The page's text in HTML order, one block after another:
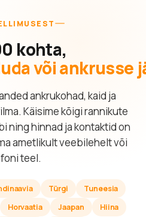
kohta,
või ankrusse
ankrukohad, kaid ja
Käisime kõigi rannikute
ning hinnad ja kontaktid on
ametlikult veebilehelt või
teel.
Türgi
Tuneesia
Horvaatia Jaapan
Hiina